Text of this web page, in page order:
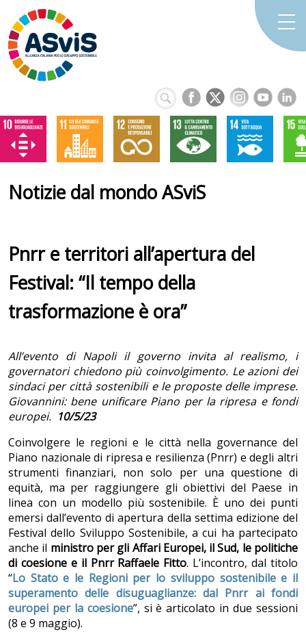
Notizie dal mondo ASviS
Pnrr e territori all’apertura del
Festival: “Il tempo della
trasformazione è ora”
All’evento di Napoli il governo invita al realismo, i
governatori chiedono più coinvolgimento. Le azioni dei
sindaci per città sostenibili e le proposte delle imprese.
Giovannini: bene unificare Piano per la ripresa e fondi
europei. 10/5/23
Coinvolgere le regioni e le città nella governance del
Piano nazionale di ripresa e resilienza (Pnrr) e degli altri
strumenti finanziari, non solo per una questione di
equità, ma per raggiungere gli obiettivi del Paese in
linea con un modello più sostenibile. È uno dei punti
emersi dall’evento di apertura della settima edizione del
Festival dello Sviluppo Sostenibile, a cui ha partecipato
anche il ministro per gli Affari Europei, il Sud, le politiche
di coesione e il Pnrr Raffaele Fitto. L’incontro, dal titolo
“Lo Stato e le Regioni per lo sviluppo sostenibile e il
superamento delle disuguaglianze: dal Pnrr ai fondi
europei per la coesione”, si è articolato in due sessioni
(8 e 9 maggio).